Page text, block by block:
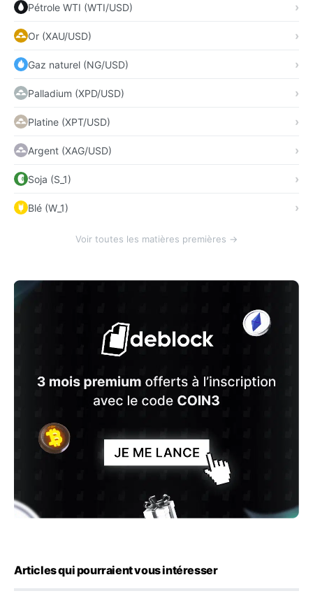
Pétrole WTI (WTI/USD)
Or (XAU/USD)
Gaz naturel (NG/USD)
Palladium (XPD/USD)
Platine (XPT/USD)
Argent (XAG/USD)
Soja (S_1)
Blé (W_1)
Voir toutes les matières premières →
Articles qui pourraient vous intéresser